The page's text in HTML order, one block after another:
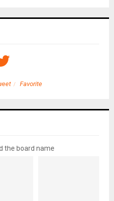
Favorite
the board name